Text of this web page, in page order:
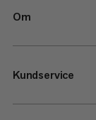
Om
Kundservice